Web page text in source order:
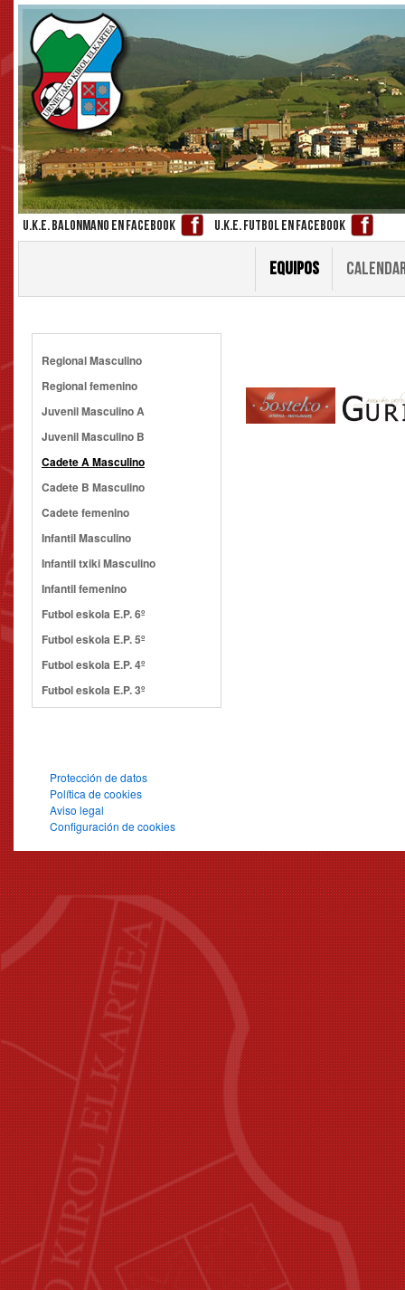
U.K.E. Balonmano en facebook U.K.E. futbol en facebook
EQUIPOS
Regional Masculino
Regional femenino
Juvenil Masculino A
Juvenil Masculino B
Cadete A Masculino
Cadete B Masculino
Cadete femenino
Infantil Masculino
Infantil txiki Masculino
Infantil femenino
Futbol eskola E.P. 6º
Futbol eskola E.P. 5º
Futbol eskola E.P. 4º
Futbol eskola E.P. 3º
Protección de datos
Política de cookies
Aviso legal
Configuración de cookies